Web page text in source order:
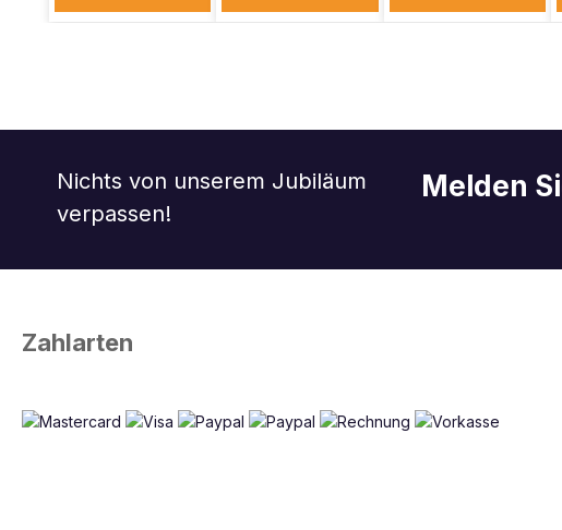
Nichts von unserem Jubiläum
verpassen!
Melden
Zahlarten